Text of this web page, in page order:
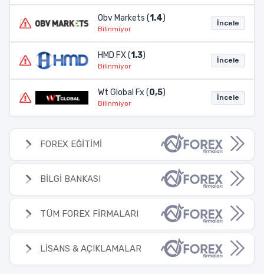
Obv Markets (1.4)
Bilinmiyor
İncele
HMD FX (1.3)
Bilinmiyor
İncele
Wt Global Fx (0,5)
Bilinmiyor
İncele
FOREX EĞİTİMİ
BİLGİ BANKASI
TÜM FOREX FİRMALARI
LİSANS & AÇIKLAMALAR